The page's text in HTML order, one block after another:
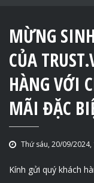
MỪNG
CỦA
HÀNG VỚI
MÃI ĐẶC
Thứ sáu, 20/09/2024,
Kính gửi quý khách